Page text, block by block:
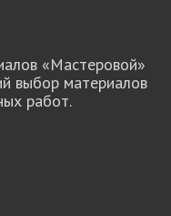
«Мастеровой»
выбор материалов
работ.